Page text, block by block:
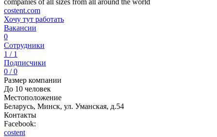
companies of all sizes from all around the world
costent.com
Хочу тут работать
Вакансии
0
Сотрудники
1 / 1
Подписчики
0 / 0
Размер компании
До 10 человек
Местоположение
Беларусь, Минск, ул. Уманская, д.54
Контакты
Facebook:
costent